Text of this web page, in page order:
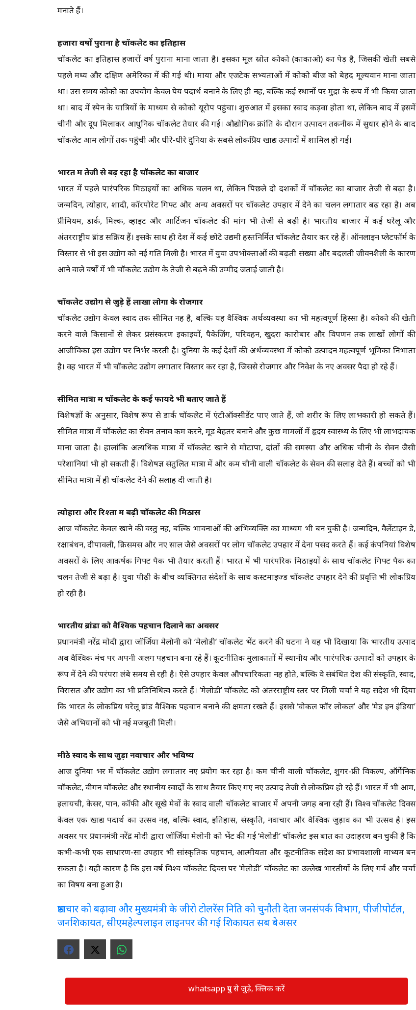
मनाते हैं।
हजारों वर्षों पुराना है चॉकलेट का इतिहास
चॉकलेट का इतिहास हजारों वर्ष पुराना माना जाता है। इसका मूल स्रोत कोको (काकाओ) का पेड़ है, जिसकी खेती सबसे
पहले मध्य और दक्षिण अमेरिका में की गई थी। माया और एजटेक सभ्यताओं में कोको बीज को बेहद मूल्यवान माना जाता
था। उस समय कोको का उपयोग केवल पेय पदार्थ बनाने के लिए ही नहीं, बल्कि कई स्थानों पर मुद्रा के रूप में भी किया जाता
था। बाद में स्पेन के यात्रियों के माध्यम से कोको यूरोप पहुंचा। शुरुआत में इसका स्वाद कड़वा होता था, लेकिन बाद में इसमें
चीनी और दूध मिलाकर आधुनिक चॉकलेट तैयार की गई। औद्योगिक क्रांति के दौरान उत्पादन तकनीक में सुधार होने के बाद
चॉकलेट आम लोगों तक पहुंची और धीरे-धीरे दुनिया के सबसे लोकप्रिय खाद्य उत्पादों में शामिल हो गई।
भारत में तेजी से बढ़ रहा है चॉकलेट का बाजार
भारत में पहले पारंपरिक मिठाइयों का अधिक चलन था, लेकिन पिछले दो दशकों में चॉकलेट का बाजार तेजी से बढ़ा है।
जन्मदिन, त्योहार, शादी, कॉरपोरेट गिफ्ट और अन्य अवसरों पर चॉकलेट उपहार में देने का चलन लगातार बढ़ रहा है। अब
प्रीमियम, डार्क, मिल्क, व्हाइट और आर्टिजन चॉकलेट की मांग भी तेजी से बढ़ी है। भारतीय बाजार में कई घरेलू और
अंतरराष्ट्रीय ब्रांड सक्रिय हैं। इसके साथ ही देश में कई छोटे उद्यमी हस्तनिर्मित चॉकलेट तैयार कर रहे हैं। ऑनलाइन प्लेटफॉर्म के
विस्तार से भी इस उद्योग को नई गति मिली है। भारत में युवा उपभोक्ताओं की बढ़ती संख्या और बदलती जीवनशैली के कारण
आने वाले वर्षों में भी चॉकलेट उद्योग के तेजी से बढ़ने की उम्मीद जताई जाती है।
चॉकलेट उद्योग से जुड़े हैं लाखों लोगों के रोजगार
चॉकलेट उद्योग केवल स्वाद तक सीमित नहीं है, बल्कि यह वैश्विक अर्थव्यवस्था का भी महत्वपूर्ण हिस्सा है। कोको की खेती
करने वाले किसानों से लेकर प्रसंस्करण इकाइयों, पैकेजिंग, परिवहन, खुदरा कारोबार और विपणन तक लाखों लोगों की
आजीविका इस उद्योग पर निर्भर करती है। दुनिया के कई देशों की अर्थव्यवस्था में कोको उत्पादन महत्वपूर्ण भूमिका निभाता
है। वहीं भारत में भी चॉकलेट उद्योग लगातार विस्तार कर रहा है, जिससे रोजगार और निवेश के नए अवसर पैदा हो रहे हैं।
सीमित मात्रा में चॉकलेट के कई फायदे भी बताए जाते हैं
विशेषज्ञों के अनुसार, विशेष रूप से डार्क चॉकलेट में एंटीऑक्सीडेंट पाए जाते हैं, जो शरीर के लिए लाभकारी हो सकते हैं।
सीमित मात्रा में चॉकलेट का सेवन तनाव कम करने, मूड बेहतर बनाने और कुछ मामलों में हृदय स्वास्थ्य के लिए भी लाभदायक
माना जाता है। हालांकि अत्यधिक मात्रा में चॉकलेट खाने से मोटापा, दांतों की समस्या और अधिक चीनी के सेवन जैसी
परेशानियां भी हो सकती हैं। विशेषज्ञ संतुलित मात्रा में और कम चीनी वाली चॉकलेट के सेवन की सलाह देते हैं। बच्चों को भी
सीमित मात्रा में ही चॉकलेट देने की सलाह दी जाती है।
त्योहारों और रिश्तों में बढ़ी चॉकलेट की मिठास
आज चॉकलेट केवल खाने की वस्तु नहीं, बल्कि भावनाओं की अभिव्यक्ति का माध्यम भी बन चुकी है। जन्मदिन, वैलेंटाइन डे,
रक्षाबंधन, दीपावली, क्रिसमस और नए साल जैसे अवसरों पर लोग चॉकलेट उपहार में देना पसंद करते हैं। कई कंपनियां विशेष
अवसरों के लिए आकर्षक गिफ्ट पैक भी तैयार करती हैं। भारत में भी पारंपरिक मिठाइयों के साथ चॉकलेट गिफ्ट पैक का
चलन तेजी से बढ़ा है। युवा पीढ़ी के बीच व्यक्तिगत संदेशों के साथ कस्टमाइज्ड चॉकलेट उपहार देने की प्रवृत्ति भी लोकप्रिय
हो रही है।
भारतीय ब्रांडों को वैश्विक पहचान दिलाने का अवसर
प्रधानमंत्री नरेंद्र मोदी द्वारा जॉर्जिया मेलोनी को ‘मेलोडी’ चॉकलेट भेंट करने की घटना ने यह भी दिखाया कि भारतीय उत्पाद
अब वैश्विक मंच पर अपनी अलग पहचान बना रहे हैं। कूटनीतिक मुलाकातों में स्थानीय और पारंपरिक उत्पादों को उपहार के
रूप में देने की परंपरा लंबे समय से रही है। ऐसे उपहार केवल औपचारिकता नहीं होते, बल्कि वे संबंधित देश की संस्कृति, स्वाद,
विरासत और उद्योग का भी प्रतिनिधित्व करते हैं। ‘मेलोडी’ चॉकलेट को अंतरराष्ट्रीय स्तर पर मिली चर्चा ने यह संदेश भी दिया
कि भारत के लोकप्रिय घरेलू ब्रांड वैश्विक पहचान बनाने की क्षमता रखते हैं। इससे ‘वोकल फॉर लोकल’ और ‘मेड इन इंडिया’
जैसे अभियानों को भी नई मजबूती मिली।
मीठे स्वाद के साथ जुड़ा नवाचार और भविष्य
आज दुनिया भर में चॉकलेट उद्योग लगातार नए प्रयोग कर रहा है। कम चीनी वाली चॉकलेट, शुगर-फ्री विकल्प, ऑर्गेनिक
चॉकलेट, वीगन चॉकलेट और स्थानीय स्वादों के साथ तैयार किए गए नए उत्पाद तेजी से लोकप्रिय हो रहे हैं। भारत में भी आम,
इलायची, केसर, पान, कॉफी और सूखे मेवों के स्वाद वाली चॉकलेट बाजार में अपनी जगह बना रही हैं। विश्व चॉकलेट दिवस
केवल एक खाद्य पदार्थ का उत्सव नहीं, बल्कि स्वाद, इतिहास, संस्कृति, नवाचार और वैश्विक जुड़ाव का भी उत्सव है। इस
अवसर पर प्रधानमंत्री नरेंद्र मोदी द्वारा जॉर्जिया मेलोनी को भेंट की गई ‘मेलोडी’ चॉकलेट इस बात का उदाहरण बन चुकी है कि
कभी-कभी एक साधारण-सा उपहार भी सांस्कृतिक पहचान, आत्मीयता और कूटनीतिक संदेश का प्रभावशाली माध्यम बन
सकता है। यही कारण है कि इस वर्ष विश्व चॉकलेट दिवस पर ‘मेलोडी’ चॉकलेट का उल्लेख भारतीयों के लिए गर्व और चर्चा
का विषय बना हुआ है।
भ्रष्टाचार को बढ़ावा और मुख्यमंत्री के जीरो टोलरेंस निति को चुनौती देता जनसंपर्क विभाग, पीजीपोर्टल,
जनशिकायत, सीएमहेल्पलाइन लाइनपर की गई शिकायत सब बेअसर
whatsapp ग्रुप से जुड़े, क्लिक करें